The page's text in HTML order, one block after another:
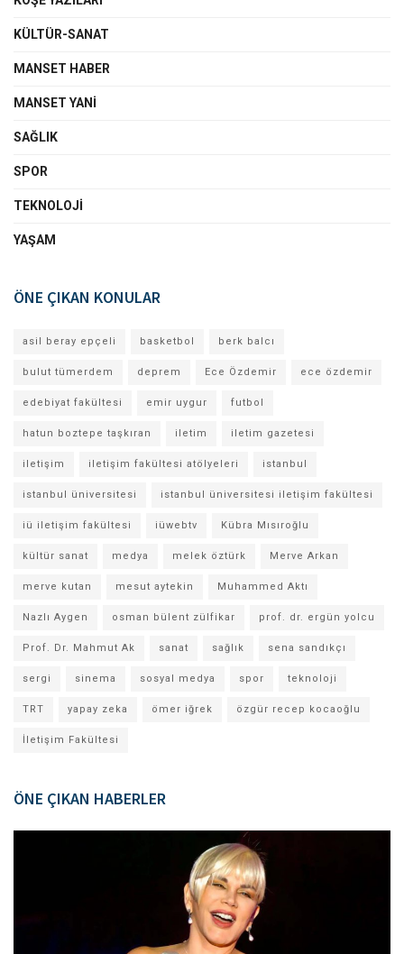
KÜLTÜR-SANAT
MANSET HABER
MANSET YANI
SAĞLIK
SPOR
TEKNOLOJI
YAŞAM
ÖNE ÇIKAN KONULAR
asil beray epçeli basketbol berk balcı
bulut tümerdem deprem Ece Özdemir ece özdemir
edebiyat fakültesi emir uygur futbol
hatun boztepe taşkıran iletim iletim gazetesi
iletişim iletişim fakültesi atölyeleri istanbul
istanbul üniversitesi istanbul üniversitesi iletişim fakültesi
iü iletişim fakültesi iüwebtv Kübra Mısıroğlu
kültür sanat medya melek öztürk Merve Arkan
merve kutan mesut aytekin Muhammed Aktı
Nazlı Aygen osman bülent zülfikar prof. dr. ergün yolcu
Prof. Dr. Mahmut Ak sanat sağlık sena sandıkçı
sergi sinema sosyal medya spor teknoloji
TRT yapay zeka ömer iğrek özgür recep kocaoğlu
İletişim Fakültesi
ÖNE ÇIKAN HABERLER